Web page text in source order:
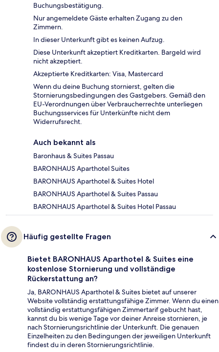
Buchungsbestätigung.
Nur angemeldete Gäste erhalten Zugang zu den
Zimmern.
In dieser Unterkunft gibt es keinen Aufzug.
Diese Unterkunft akzeptiert Kreditkarten. Bargeld wird
nicht akzeptiert.
Akzeptierte Kreditkarten: Visa, Mastercard
Wenn du deine Buchung stornierst, gelten die
Stornierungsbedingungen des Gastgebers. Gemäß den
EU-Verordnungen über Verbraucherrechte unterliegen
Buchungsservices für Unterkünfte nicht dem
Widerrufsrecht.
Auch bekannt als
Baronhaus & Suites Passau
BARONHAUS Aparthotel Suites
BARONHAUS Aparthotel & Suites Hotel
BARONHAUS Aparthotel & Suites Passau
BARONHAUS Aparthotel & Suites Hotel Passau
Häufig gestellte Fragen
Bietet BARONHAUS Aparthotel & Suites eine
kostenlose Stornierung und vollständige
Rückerstattung an?
Ja, BARONHAUS Aparthotel & Suites bietet auf unserer
Website vollständig erstattungsfähige Zimmer. Wenn du einen
vollständig erstattungsfähigen Zimmertarif gebucht hast,
kannst du bis wenige Tage vor deiner Anreise stornieren, je
nach Stornierungsrichtlinie der Unterkunft. Die genauen
Einzelheiten zu den Bedingungen der jeweiligen Unterkunft
findest du in deren Stornierungsrichtlinie.